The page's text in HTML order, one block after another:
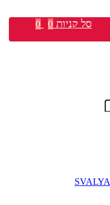
סל קניות 0
0